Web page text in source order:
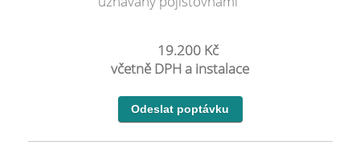
19.200 Kč
včetně DPH a instalace